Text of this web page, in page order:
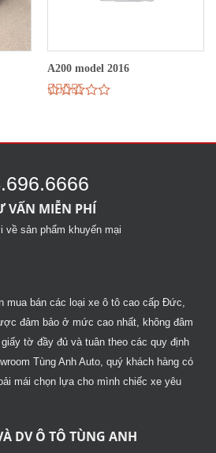
A200 model 2016
2.825
VẤN MIỄN PHÍ
sản phẩm khuyến mại
mua bán các loại xe ô tô cao cấp Đức,
đảm bảo ở mức cao nhất, không đâm
tờ đầy đủ và tuân theo các quy định
Tùng Anh Auto, quý khách hàng có
mái chọn lựa cho mình chiếc xe yêu
DV Ô TÔ TÙNG ANH